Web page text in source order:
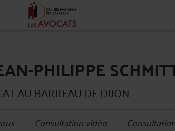
PHILIPPE
AU BARREAU DE DIJON
Consultation vidéo